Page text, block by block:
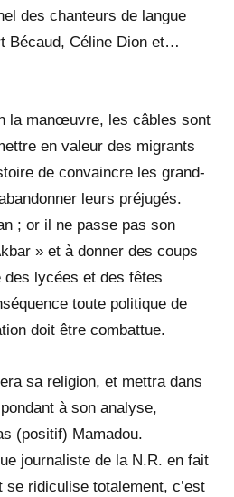
des chanteurs de langue
Bécaud, Céline Dion et…
la manœuvre, les câbles sont
en valeur des migrants
de convaincre les grand-
leurs préjugés.
; or il ne passe pas son
» et à donner des coups
lycées et des fêtes
toute politique de
doit être combattue.
sa religion, et mettra dans
à son analyse,
(positif) Mamadou.
journaliste de la N.R. en fait
se ridiculise totalement, c’est